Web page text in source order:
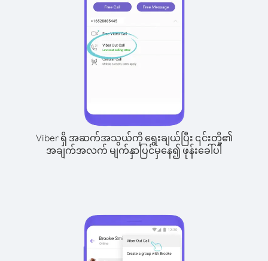
Viber ရှိ အဆက်အသွယ်ကို ရွေးချယ်ပြီး ၎င်းတို့၏
အချက်အလက် မျက်နှာပြင်မှနေ၍ ဖုန်းခေါ်ပါ